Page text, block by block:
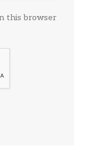
this browser